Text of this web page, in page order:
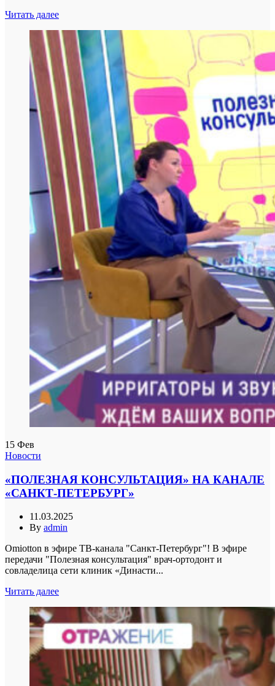
Читать далее
15 Фев
Новости
«ПОЛЕЗНАЯ КОНСУЛЬТАЦИЯ» НА КАНАЛЕ
«САНКТ-ПЕТЕРБУРГ»
11.03.2025
By admin
Omiotton в эфире ТВ-канала "Санкт-Петербург"! В эфире
передачи "Полезная консультация" врач-ортодонт и
совладелица сети клиник «Династи...
Читать далее